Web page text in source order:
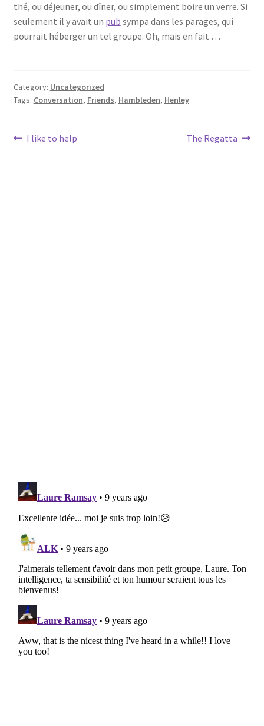
thé, ou déjeuner, ou dîner, ou simplement boire un verre. Si
seulement il y avait un pub sympa dans les parages, qui
pourrait héberger un tel groupe. Oh, mais en fait …
Category: Uncategorized
Tags: Conversation, Friends, Hambleden, Henley
Post
Previous
I like to help
Next
The Regatta